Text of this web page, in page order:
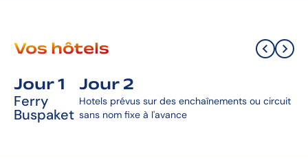
Vos hôtels
Jour 1
Ferry
Buspaket
Jour 2
Hotels prévus sur des enchaînements ou circuit
sans nom fixe à l'avance